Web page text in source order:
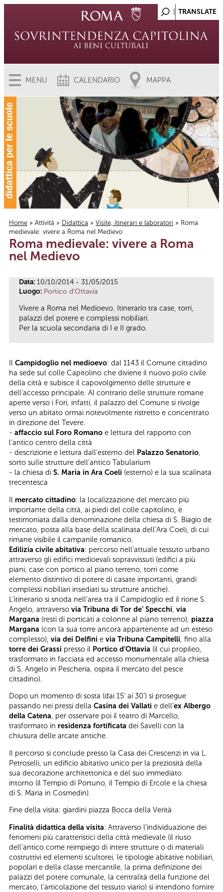
MENU CALENDARIO MAPPA
Tu sei qui
Home » Attività » Didattica » Visite, itinerari e laboratori » Roma
medievale: vivere a Roma nel Medievo
Roma medievale: vivere a Roma
nel Medievo
Data: 10/10/2014 - 31/05/2015
Luogo: Portico d'Ottavia
Vivere a Roma nel Medioevo. Itinerario tra case, torri,
palazzi del potere e complessi nobiliari.
Per la scuola secondaria di I e II grado.
Il Campidoglio nel medioevo: dal 1143 il Comune cittadino
ha sede sul colle Capitolino che diviene il nuovo polo civile
della città e subisce il capovolgimento delle strutture e
dell’accesso principale. Al contrario delle strutture romane
aperte verso i Fori, infatti, il palazzo del Comune si rivolge
verso un abitato ormai notevolmente ristretto e concentrato
in direzione del Tevere.
- affaccio sul Foro Romano e lettura del rapporto con
l’antico centro della città
- descrizione e lettura dall’esterno del Palazzo Senatorio,
sorto sulle strutture dell’antico Tabularium
- la chiesa di S. Maria in Ara Coeli (esterno) e la sua scalinata
trecentesca
Il mercato cittadino: la localizzazione del mercato più
importante della città, ai piedi del colle capitolino, è
testimoniata dalla denominazione della chiesa di S. Biagio de
mercato, posta alla base della scalinata dell’Ara Coeli, di cui
rimane visibile il campanile romanico.
Edilizia civile abitativa: percorso nell’attuale tessuto urbano
attraverso gli edifici medioevali sopravvissuti (edifici a più
piani, case con portico al piano terreno, torri come
elemento distintivo di potere di casate importanti, grandi
complessi nobiliari insediati su strutture antiche).
L’itinerario si snoda nell’area tra il Campidoglio ed il rione S.
Angelo, attraverso via Tribuna di Tor de’ Specchi via
Margana (resti di porticati a colonne al piano terreno), piazza
Margana (con la sua torre ancora appartenente ad un esteso
complesso), via dei Delfini e via Tribuna Campitelli , fino alla
torre dei Grassi presso il Portico d’Ottavia (il cui propileo,
trasformato in facciata ed accesso monumentale alla chiesa
di S. Angelo in Pescheria, ospita il mercato del pesce
cittadino).
Dopo un momento di sosta (dai 15’ ai 30’) si prosegue
passando nei pressi della Casina dei Vallati e dell’ex Albergo
della Catena, per osservare poi il teatro di Marcello,
trasformato in residenza fortificata dei Savelli con la
chiusura delle arcate antiche.
Il percorso si conclude presso la Casa dei Crescenzi in via L.
Petroselli, un edificio abitativo unico per la preziosità della
sua decorazione architettonica e del suo immediato
intorno (il Tempio di Portuno, il Tempio di Ercole e la chiesa
di S. Maria in Cosmedin).
Fine della visita: giardini piazza Bocca della Verità
Finalità didattica della visita: Attraverso l’individuazione dei
fenomeni più caratteristici della città medievale (il riuso
dell’antico come reimpiego di intere strutture o di materiali
costruttivi ed elementi scultorei, le tipologie abitative nobiliari,
popolari e della classe mercantile, la prima definizione dei
palazzi del potere comunale, la centralità della funzione del
mercato, l’articolazione del tessuto viario) si intendono fornire